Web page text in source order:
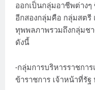
ออกเป็นกลุ่มอาชีพต่าง
อีกสองกลุ่มคือ กลุ่มสตรี
ทุพพลภาพรวมถึงกลุ่มช
ดังนี้
-กลุ่มการบริหารราชกา
ข้าราชการ เจ้าหน้าที่รั